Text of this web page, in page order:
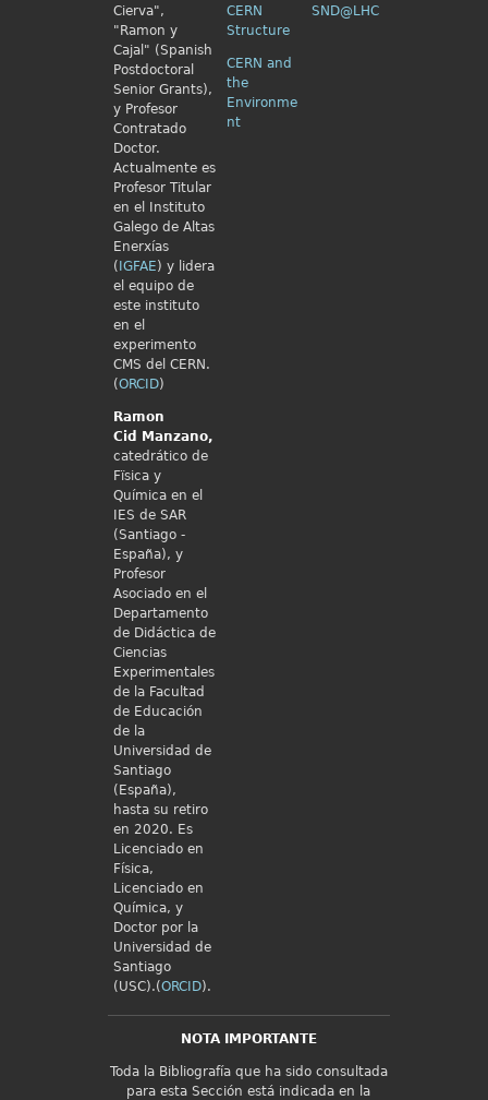
Cierva",
"Ramon y
Cajal" (Spanish
Postdoctoral
Senior Grants),
y Profesor
Contratado
Doctor.
Actualmente es
Profesor Titular
en el Instituto
Galego de Altas
Enerxías
( IGFAE) y lidera
el equipo de
este instituto
en el
experimento
CMS del CERN.
(ORCID)
Ramon
Cid
Manzano,
catedrático de
Fïsica y
Química en el
IES de SAR
(Santiago -
España), y
Profesor
Asociado en el
Departamento
de Didáctica de
Ciencias
Experimentales
de la Facultad
de Educación
de la
Universidad de
Santiago
(España),
hasta su retiro
en 2020. Es
Licenciado en
Física,
Licenciado en
Química, y
Doctor por la
Universidad de
Santiago
(USC).(ORCID).
CERN
Structure
CERN and
the
Environme
nt
SND@LHC
NOTA IMPORTANTE
Toda la Bibliografía que ha sido consultada
para esta Sección está indicada en la